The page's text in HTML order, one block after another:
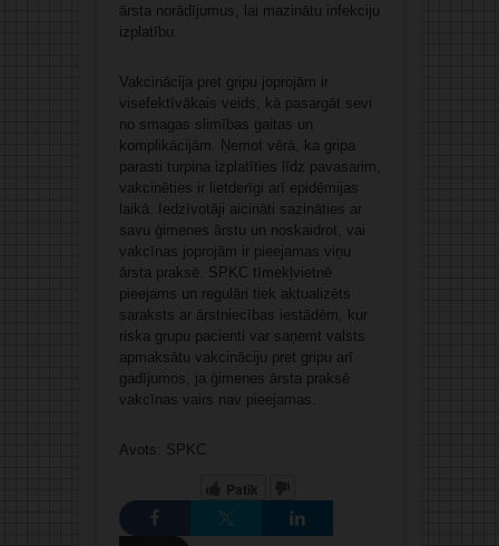
ārsta norādījumus, lai mazinātu infekciju
izplatību.
Vakcinācija pret gripu joprojām ir
visefektīvākais veids, kā pasargāt sevi
no smagas slimības gaitas un
komplikācijām. Ņemot vērā, ka gripa
parasti turpina izplatīties līdz pavasarim,
vakcinēties ir lietderīgi arī epidēmijas
laikā. Iedzīvotāji aicināti sazināties ar
savu ģimenes ārstu un noskaidrot, vai
vakcīnas joprojām ir pieejamas viņu
ārsta praksē. SPKC tīmekļvietnē
pieejams un regulāri tiek aktualizēts
saraksts ar ārstniecības iestādēm, kur
riska grupu pacienti var saņemt valsts
apmaksātu vakcināciju pret gripu arī
gadījumos, ja ģimenes ārsta praksē
vakcīnas vairs nav pieejamas.
Avots: SPKC
Patīk